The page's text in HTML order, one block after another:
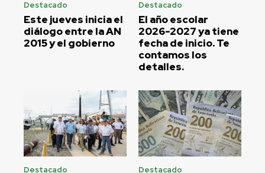
Destacado
Este jueves inicia el
diálogo entre la AN
2015 y el gobierno
Destacado
El año escolar
2026-2027 ya tiene
fecha de inicio. Te
contamos los
detalles.
Destacado Destacado